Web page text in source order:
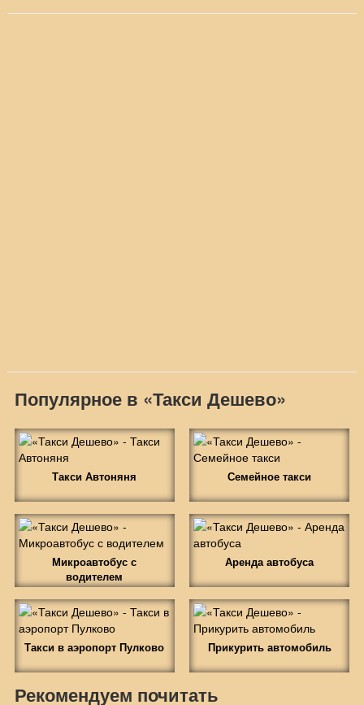
Популярное в «Такси Дешево»
Такси Автоняня Семейное такси
Микроавтобус с
водителем
Аренда автобуса
Такси в аэропорт Пулково Прикурить автомобиль
Рекомендуем почитать